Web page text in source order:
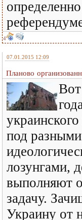
4
07.01.2015 12:09
Планово
под разными
лозунгами,
выполняют
задачу.
Украину от